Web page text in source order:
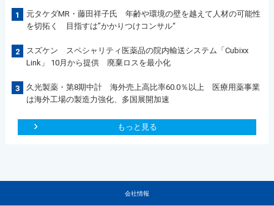
1
元タケダMR・藤田祥子氏 年齢や環境の壁を越えて人材の可能性
を切拓く 目指すは”かかりつけコンサル“
2
スズケン スペシャリティ医薬品の院内輸送システム「Cubixx
Link」 10月から提供 廃棄ロスを最小化
3
久光製薬・第8期中計 海外売上高比率60.0％以上 医療用薬事業
は海外工場の製造力強化、多国展開加速
もっと見る
会社情報